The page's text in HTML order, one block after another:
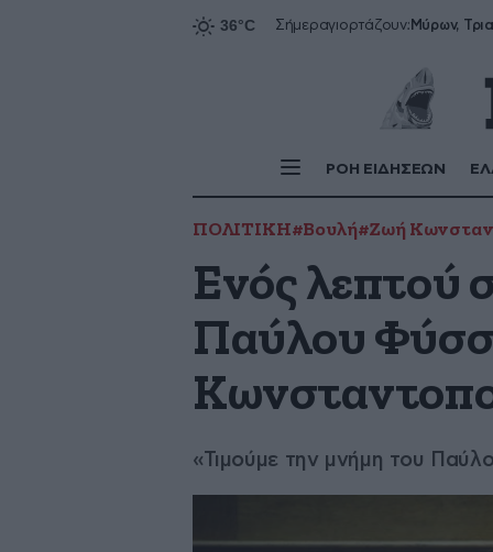
Σήμεραγιορτάζουν:
ΡΟΗ ΕΙΔΗΣΕΩΝ
ΠΟΛΙΤΙΚΗ#Βουλή#Ζωή
Ενός λεπτού
Παύλου
«Τιμούμε την μνήμη του